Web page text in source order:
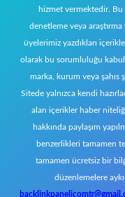
hizmet vermektedir.
denetleme veya
üyelerimiz yazdıkları
olarak bu sorumluluğu
marka, kurum veya şahıs
Sitede yalnızca kendi
alan içerikler haber
hakkında paylaşım
benzerlikleri tamamen
tamamen ücretsiz bir
düzenlemelere